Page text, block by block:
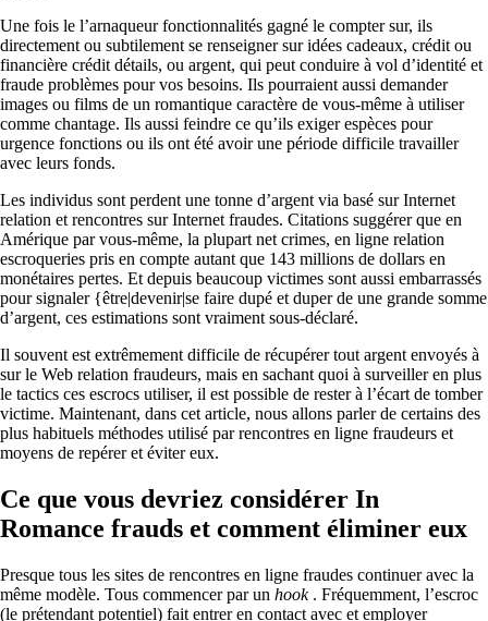
Une fois le l’arnaqueur fonctionnalités gagné le compter sur, ils
directement ou subtilement se renseigner sur idées cadeaux, crédit ou
financière crédit détails, ou argent, qui peut conduire à vol d’identité et
fraude problèmes pour vos besoins. Ils pourraient aussi demander
images ou films de un romantique caractère de vous-même à utiliser
comme chantage. Ils aussi feindre ce qu’ils exiger espèces pour
urgence fonctions ou ils ont été avoir une période difficile travailler
avec leurs fonds.
Les individus sont perdent une tonne d’argent via basé sur Internet
relation et rencontres sur Internet fraudes. Citations suggérer que en
Amérique par vous-même, la plupart net crimes, en ligne relation
escroqueries pris en compte autant que 143 millions de dollars en
monétaires pertes. Et depuis beaucoup victimes sont aussi embarrassés
pour signaler {être|devenir|se faire dupé et duper de une grande somme
d’argent, ces estimations sont vraiment sous-déclaré.
Il souvent est extrêmement difficile de récupérer tout argent envoyés à
sur le Web relation fraudeurs, mais en sachant quoi à surveiller en plus
le tactics ces escrocs utiliser, il est possible de rester à l’écart de tomber
victime. Maintenant, dans cet article, nous allons parler de certains des
plus habituels méthodes utilisé par rencontres en ligne fraudeurs et
moyens de repérer et éviter eux.
Ce que vous devriez considérer In
Romance frauds et comment éliminer eux
Presque tous les sites de rencontres en ligne fraudes continuer avec la
même modèle. Tous commencer par un hook . Fréquemment, l’escroc
(le prétendant potentiel) fait entrer en contact avec et employer